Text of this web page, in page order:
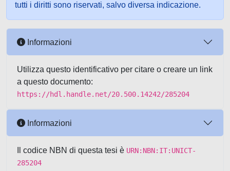
tutti i diritti sono riservati, salvo diversa indicazione.
Informazioni
Utilizza questo identificativo per citare o creare un link
a questo documento:
https://hdl.handle.net/20.500.14242/285204
Informazioni
Il codice NBN di questa tesi è URN:NBN:IT:UNICT-
285204